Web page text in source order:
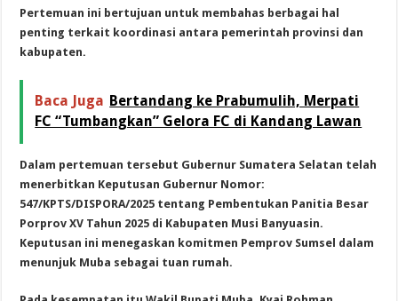
Pertemuan ini bertujuan untuk membahas berbagai hal
penting terkait koordinasi antara pemerintah provinsi dan
kabupaten.
Baca Juga Bertandang ke Prabumulih, Merpati
FC “Tumbangkan” Gelora FC di Kandang Lawan
Dalam pertemuan tersebut Gubernur Sumatera Selatan telah
menerbitkan Keputusan Gubernur Nomor:
547/KPTS/DISPORA/2025 tentang Pembentukan Panitia Besar
Porprov XV Tahun 2025 di Kabupaten Musi Banyuasin.
Keputusan ini menegaskan komitmen Pemprov Sumsel dalam
menunjuk Muba sebagai tuan rumah.